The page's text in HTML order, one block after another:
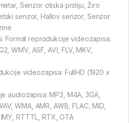
Senzor otiska prstiju, Žiro
senzor, Hallov senzor, Senzor
Format reprodukcije videozapisa:
WMV, ASF, AVI, FLV, MKV,
videozapisa: FullHD (1920 x
audiozapisa: MP3, M4A, 3GA,
WMA, AMR, AWB, FLAC, MID,
RTTTL, RTX, OTA